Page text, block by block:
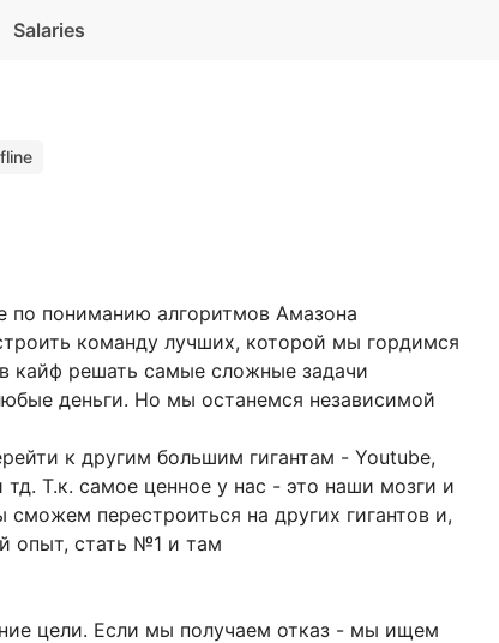
Salaries
по пониманию алгоритмов Амазона
команду лучших, которой мы гордимся
кайф решать самые сложные задачи
деньги. Но мы останемся независимой
к другим большим гигантам - Youtube,
Т.к. самое ценное у нас - это наши мозги и
перестроиться на других гигантов и,
опыт, стать №1 и там
цели. Если мы получаем отказ - мы ищем